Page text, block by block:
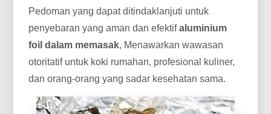
Pedoman yang dapat ditindaklanjuti untuk
penyebaran yang aman dan efektifaluminium
foil dalam memasak, Menawarkan wawasan
otoritatif untuk koki rumahan, profesional kuliner,
dan orang-orang yang sadar kesehatan sama.